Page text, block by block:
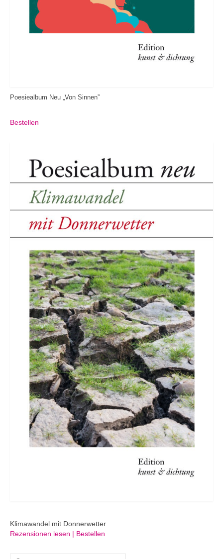
Poesiealbum Neu „Von Sinnen”
Bestellen
Klimawandel mit Donnerwetter
Rezensionen lesen | Bestellen